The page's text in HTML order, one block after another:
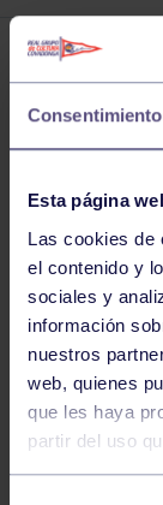
Consentimiento
Esta página
Las cookies de
el contenido y
sociales y
información
nuestros
web, quienes
que les haya
partir del uso
Tenis 05